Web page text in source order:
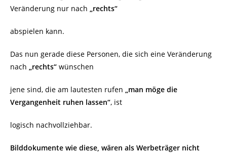
Veränderung nur nach „rechts“
abspielen kann.
Das nun gerade diese Personen, die sich eine Veränderung
nach „rechts“ wünschen
jene sind, die am lautesten rufen „man möge die
Vergangenheit ruhen lassen“, ist
logisch nachvollziehbar.
Bilddokumente wie diese, wären als Werbeträger nicht